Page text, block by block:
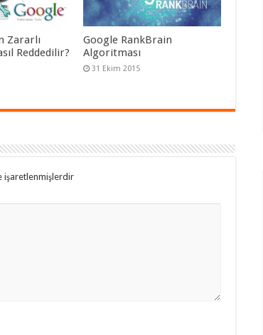
Zararlı
Reddedilir?
Google RankBrain
Algoritması
31 Ekim 2015
işaretlenmişlerdir